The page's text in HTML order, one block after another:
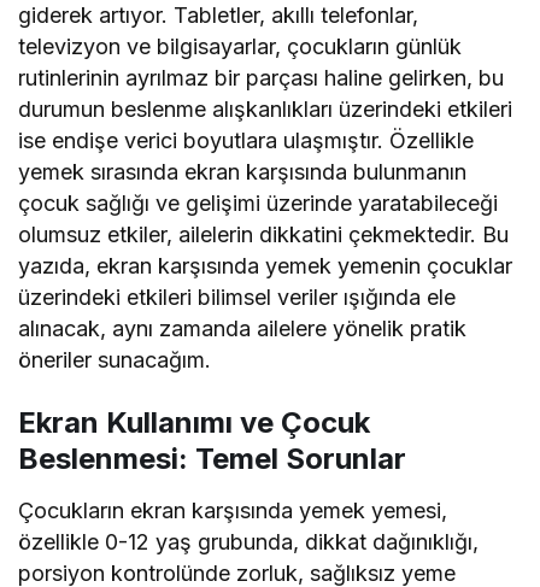
giderek artıyor. Tabletler, akıllı telefonlar,
televizyon ve bilgisayarlar, çocukların günlük
rutinlerinin ayrılmaz bir parçası haline gelirken, bu
durumun beslenme alışkanlıkları üzerindeki etkileri
ise endişe verici boyutlara ulaşmıştır. Özellikle
yemek sırasında ekran karşısında bulunmanın
çocuk sağlığı ve gelişimi üzerinde yaratabileceği
olumsuz etkiler, ailelerin dikkatini çekmektedir. Bu
yazıda, ekran karşısında yemek yemenin çocuklar
üzerindeki etkileri bilimsel veriler ışığında ele
alınacak, aynı zamanda ailelere yönelik pratik
öneriler sunacağım.
Ekran Kullanımı ve Çocuk
Beslenmesi: Temel Sorunlar
Çocukların ekran karşısında yemek yemesi,
özellikle 0-12 yaş grubunda, dikkat dağınıklığı,
porsiyon kontrolünde zorluk, sağlıksız yeme